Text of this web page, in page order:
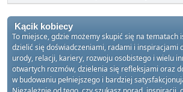
Kącik kobiecy
To miejsce, gdzie możemy skupić się na tematach
dzielić się doświadczeniami, radami i inspiracjami
urody, relacji, kariery, rozwoju osobistego i wielu
otwartych rozmów, dzielenia się refleksjami oraz
w budowaniu pełniejszego i bardziej